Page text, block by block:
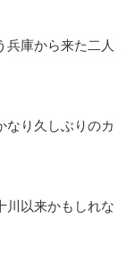
兵庫から来た二人
なり久しぶりのカ
川以来かもしれな